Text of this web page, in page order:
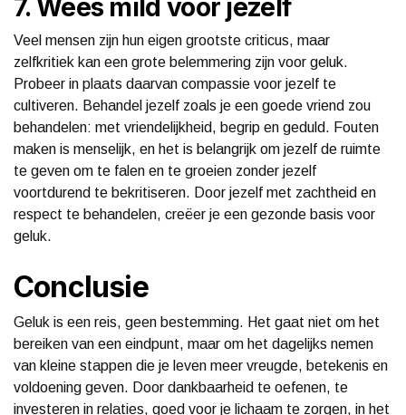
7. Wees mild voor jezelf
Veel mensen zijn hun eigen grootste criticus, maar
zelfkritiek kan een grote belemmering zijn voor geluk.
Probeer in plaats daarvan compassie voor jezelf te
cultiveren. Behandel jezelf zoals je een goede vriend zou
behandelen: met vriendelijkheid, begrip en geduld. Fouten
maken is menselijk, en het is belangrijk om jezelf de ruimte
te geven om te falen en te groeien zonder jezelf
voortdurend te bekritiseren. Door jezelf met zachtheid en
respect te behandelen, creëer je een gezonde basis voor
geluk.
Conclusie
Geluk is een reis, geen bestemming. Het gaat niet om het
bereiken van een eindpunt, maar om het dagelijks nemen
van kleine stappen die je leven meer vreugde, betekenis en
voldoening geven. Door dankbaarheid te oefenen, te
investeren in relaties, goed voor je lichaam te zorgen, in het